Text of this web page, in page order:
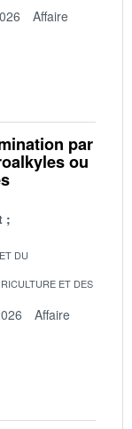
Affaire
par
ou
DU
ET DES
Affaire